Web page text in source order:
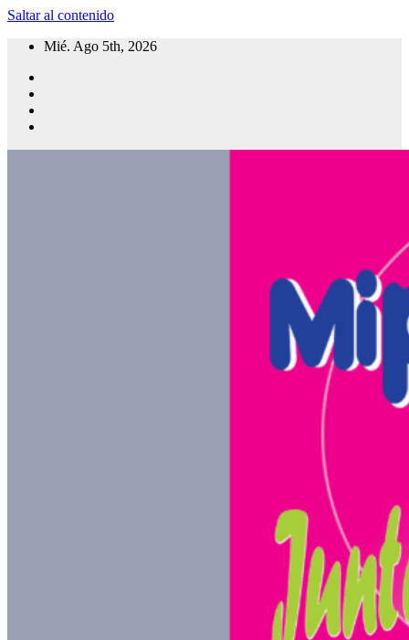
Saltar al contenido
Mié. Ago 5th, 2026